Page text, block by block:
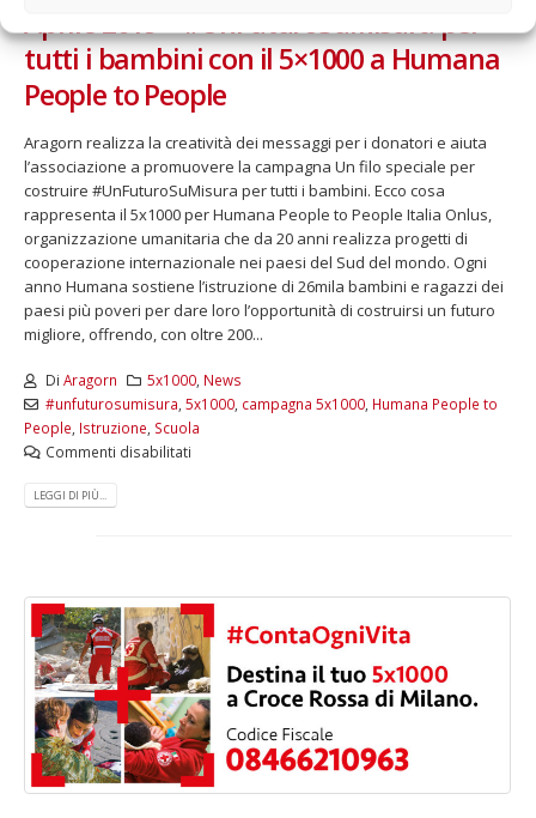
Aprile 2019 – #UnFuturoSuMisura per
tutti i bambini con il 5×1000 a Humana
People to People
Aragorn realizza la creatività dei messaggi per i donatori e aiuta
l’associazione a promuovere la campagna Un filo speciale per
costruire #UnFuturoSuMisura per tutti i bambini. Ecco cosa
rappresenta il 5x1000 per Humana People to People Italia Onlus,
organizzazione umanitaria che da 20 anni realizza progetti di
cooperazione internazionale nei paesi del Sud del mondo. Ogni
anno Humana sostiene l’istruzione di 26mila bambini e ragazzi dei
paesi più poveri per dare loro l’opportunità di costruirsi un futuro
migliore, offrendo, con oltre 200...
Di Aragorn 5x1000 News
#unfuturosumisura 5x1000, campagna 5x1000, Humana People to
People Istruzione Scuola
Commenti disabilitati
LEGGI DI PIÙ...